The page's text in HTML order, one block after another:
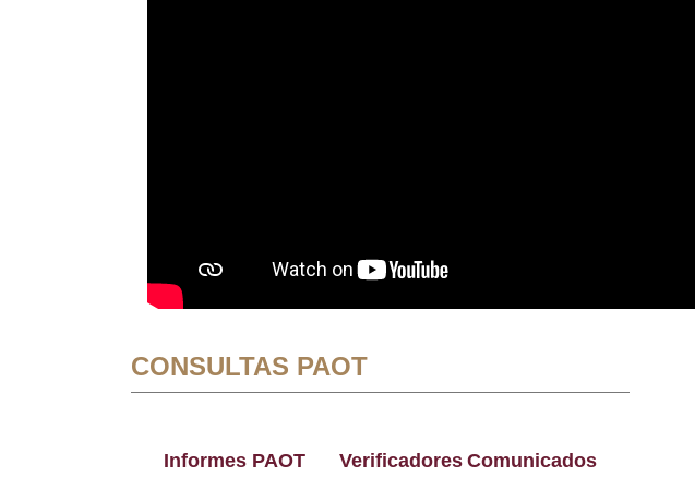
CONSULTAS PAOT
Informes PAOT
Verificadores Comunicados